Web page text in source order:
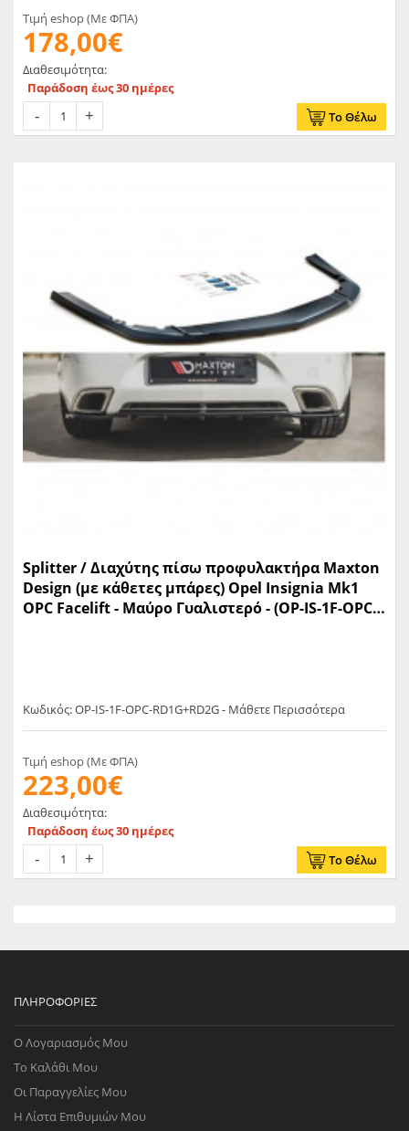
Τιμή eshop (Με ΦΠΑ)
178,00€
Διαθεσιμότητα:
Παράδοση έως 30 ημέρες
Το Θέλω
Splitter / Διαχύτης πίσω προφυλακτήρα Maxton
Design (με κάθετες μπάρες) Opel Insignia Mk1
OPC Facelift - Μαύρο Γυαλιστερό - (OP-IS-1F-OPC-
Κωδικός: OP-IS-1F-OPC-RD1G+RD2G - Μάθετε Περισσότερα
Τιμή eshop (Με ΦΠΑ)
223,00€
Διαθεσιμότητα:
Παράδοση έως 30 ημέρες
Το Θέλω
ΠΛΗΡΟΦΟΡΊΕΣ
Ο Λογαριασμός Μου
Το Καλάθι Μου
Οι Παραγγελίες Μου
Η Λίστα Επιθυμιών Μου